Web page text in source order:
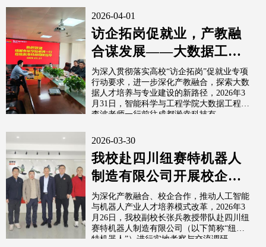
2026-04-01
访企拓岗促就业，产教融
合谋发展——大数据工程
系赴成都淞幸科技开展校
企合作交流
为深入贯彻落实高校“访企拓岗”促就业专项
行动要求，进一步深化产教融合，探索大数
据人才培养与专业建设的新路径，2026年3
月31日，智能科学与工程学院大数据工程系
李波老师一行前往成都淞幸科技有...
2026-03-30
我校赴四川纽赛特机器人
制造有限公司开展校企合
作交流调研
为深化产教融合、校企合作，推动人工智能
与机器人产业人才培养模式改革，2026年3
月26日，我校副校长张兵教授带队赴四川纽
赛特机器人制造有限公司（以下简称“纽赛
特机器人”）进行实地考察与交流调研。